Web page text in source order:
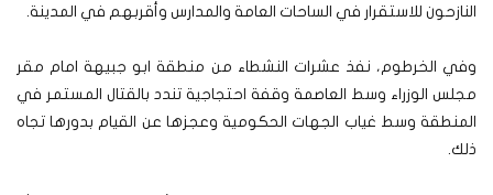
النازحون للاستقرار في الساحات العامة والمدارس وأقربهم في المدينة.
وفي الخرطوم، نفذ عشرات النشطاء من منطقة ابو جبيهة امام مقر
مجلس الوزراء وسط العاصمة وقفة احتجاجية تندد بالقتال المستمر في
المنطقة وسط غياب الجهات الحكومية وعجزها عن القيام بدورها تجاه
ذلك.